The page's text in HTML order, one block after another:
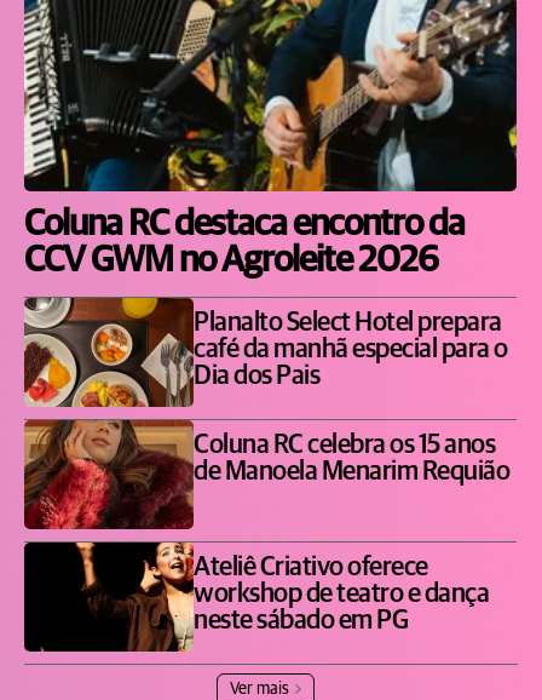
Coluna RC destaca encontro da
CCV GWM no Agroleite 2026
Planalto Select Hotel prepara
café da manhã especial para o
Dia dos Pais
Coluna RC celebra os 15 anos
de Manoela Menarim Requião
Ateliê Criativo oferece
workshop de teatro e dança
neste sábado em PG
Ver mais